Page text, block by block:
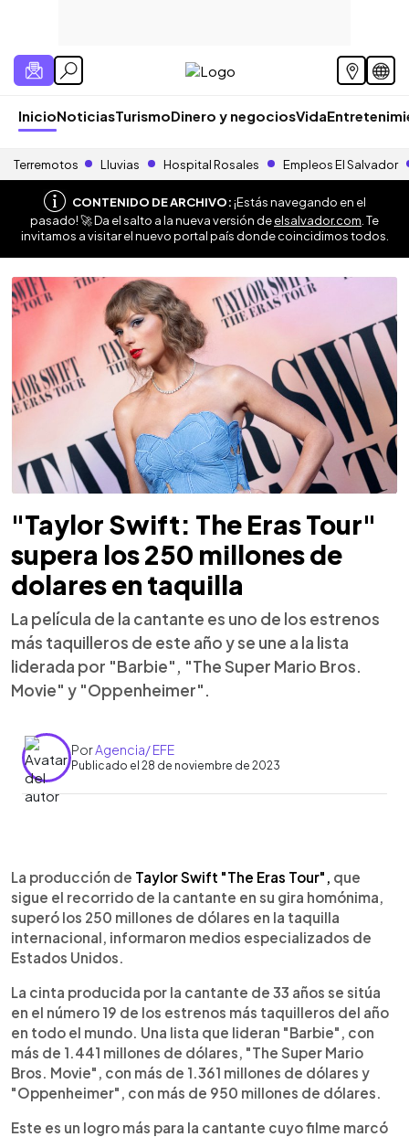
InicioNoticiasTurismoDinero y negociosVida
Terremotos Lluvias Hospital Rosales Empleos El Salvador
CONTENIDO DE ARCHIVO:¡Estás navegando en el
pasado! 🚀 Da el salto a la nueva versión deelsalvador.com . Te
invitamos a visitar el nuevo portal país donde coincidimos todos.
"Taylor Swift: The Eras Tour"
supera los 250 millones de
dolares en taquilla
La película de la cantante es uno de los estrenos
más taquilleros de este año y se une a la lista
liderada por "Barbie", "The Super Mario Bros.
Movie" y "Oppenheimer".
PorAgencia/ EFE
Publicado el 28 de noviembre de 2023
► Escuchar artículo
La producción de Taylor Swift "The Eras Tour", que
sigue el recorrido de la cantante en su gira homónima,
superó los 250 millones de dólares en la taquilla
internacional, informaron medios especializados de
Estados Unidos.
La cinta producida por la cantante de 33 años se sitúa
en el número 19 de los estrenos más taquilleros del año
en todo el mundo. Una lista que lideran "Barbie", con
más de 1.441 millones de dólares, "The Super Mario
Bros. Movie", con más de 1.361 millones de dólares y
"Oppenheimer", con más de 950 millones de dólares.
Este es un logro más para la cantante cuyo filme marcó